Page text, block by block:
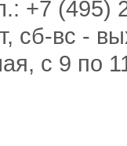
+7 (495)
сб-вс -
с 9 по